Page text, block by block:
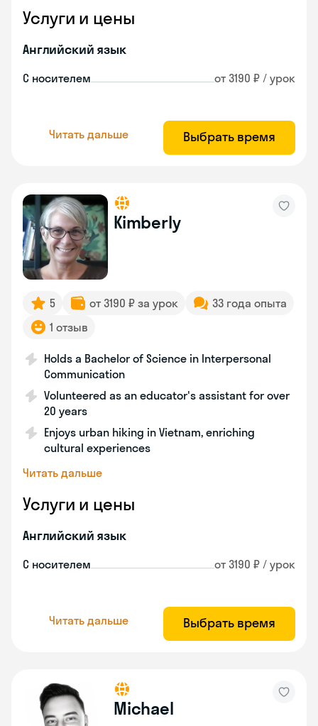
Услуги и цены
Английский язык
С носителем от 3190 ₽ / урок
Читать дальше Выбрать время
Kimberly
5 от 3190 ₽ за урок
33 года опыта
1 отзыв
Holds a Bachelor of Science in Interpersonal
Communication
Volunteered as an educator's assistant for over
20 years
Enjoys urban hiking in Vietnam, enriching
cultural experiences
Читать дальше
Услуги и цены
Английский язык
С носителем от 3190 ₽ / урок
Читать дальше Выбрать время
Michael